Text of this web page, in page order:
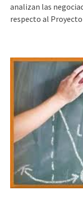
analizan las
respecto al